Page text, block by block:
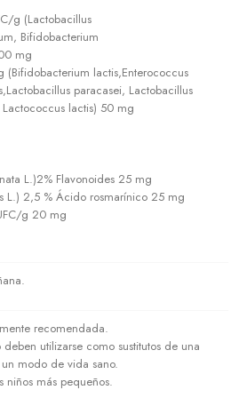
g (Lactobacillus
Bifidobacterium
mg
lactis,Enterococcus
paracasei, Lactobacillus
lactis) 50 mg
L.)2% Flavonoides 25 mg
L.) 2,5 % Ácido rosmarínico 25 mg
g 20 mg
recomendada.
utilizarse como sustitutos de una
modo de vida sano.
más pequeños.